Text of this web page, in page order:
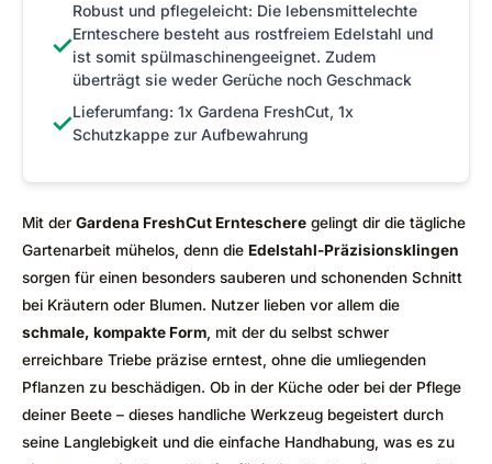
✓
Robust und pflegeleicht: Die lebensmittelechte
Ernteschere besteht aus rostfreiem Edelstahl und
ist somit spülmaschinengeeignet. Zudem
überträgt sie weder Gerüche noch Geschmack
✓Lieferumfang: 1x Gardena FreshCut, 1x
Schutzkappe zur Aufbewahrung
Mit der Gardena FreshCut Ernteschere gelingt dir die tägliche
Gartenarbeit mühelos, denn die Edelstahl-Präzisionsklingen
sorgen für einen besonders sauberen und schonenden Schnitt
bei Kräutern oder Blumen. Nutzer lieben vor allem die
schmale, kompakte Form, mit der du selbst schwer
erreichbare Triebe präzise erntest, ohne die umliegenden
Pflanzen zu beschädigen. Ob in der Küche oder bei der Pflege
deiner Beete – dieses handliche Werkzeug begeistert durch
seine Langlebigkeit und die einfache Handhabung, was es zu